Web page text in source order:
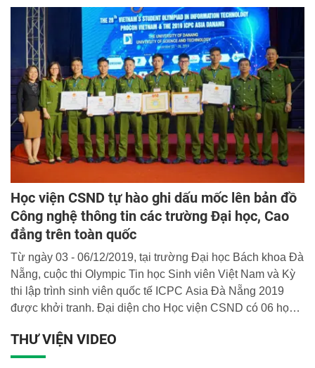
Nhà nước trên không gian mạng của lực lượng Công an
nhân dân trong tình hình mới”.
Học viện CSND tự hào ghi dấu mốc lên bản đồ
Công nghệ thông tin các trường Đại học, Cao
đẳng trên toàn quốc
Từ ngày 03 - 06/12/2019, tại trường Đại học Bách khoa Đà
Nẵng, cuộc thi Olympic Tin học Sinh viên Việt Nam và Kỳ
thi lập trình sinh viên quốc tế ICPC Asia Đà Nẵng 2019
được khởi tranh. Đại diện cho Học viện CSND có 06 học
và dành được những giải thưởng cao: 01 Giải Nhất khối
Chuyên tin; 01 Giải Nhì khối không chuyên Tin; 04 Giải Ba
THƯ VIỆN VIDEO